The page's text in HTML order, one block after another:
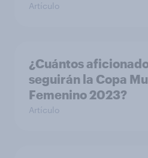
Artículo
¿Cuántos
seguirán la Copa
Femenino 2023?
Artículo